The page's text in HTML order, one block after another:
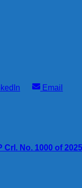
Share
Email
No. 1000 of